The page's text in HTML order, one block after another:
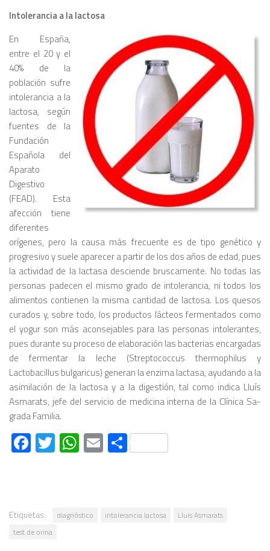
Intolerancia a la lactosa
En España,
entre el 20 y el
40% de la
población sufre
intolerancia a la
lactosa, según
fuentes de la
Fundación
Española del
Aparato
Digestivo
(FEAD). Esta
afección tiene
diferentes
orígenes, pero la causa más frecuente es de tipo genético y
progresivo y suele apare­cer a partir de los dos años de edad, pues
la actividad de la lactasa desciende brusca­mente. No todas las
personas padecen el mismo grado de intolerancia, ni todos los
alimentos contienen la misma cantidad de lactosa. Los quesos
curados y, sobre todo, los productos lácteos fermentados como
el yogur son más aconsejables para las personas intoleran­tes,
pues durante su proceso de elaboración las bacterias encargadas
de fermentar la leche (Streptococcus ther­mophilus y
Lactobacillus bulgaricus) generan la en­zima lactasa, ayudando a la
asimilación de la lactosa y a la digestión, tal como in­dica Lluís
Asmarats, jefe del servicio de medicina interna de la Clínica Sa­
grada Familia.
Facebook
Twitter
WhatsApp
EmailCompartir
Etiquetas: diagnóstico intolerancia lactosa
Lluis Asmarats
test de orina